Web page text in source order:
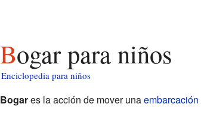
Bogar para niños
Enciclopedia para niños
Bogares la acción de mover unaembarcación